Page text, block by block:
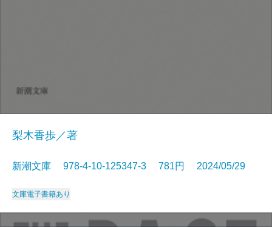
梨木香歩／著
新潮文庫 978-4-10-125347-3 781円 2024/05/29
文庫電子書籍あり